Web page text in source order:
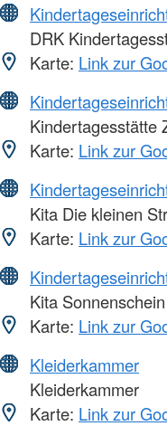
DRK
Karte: Link zur
Kindertagesstätte
Karte: Link zur
Kita Die kleinen
Karte: Link zur
Kita Sonnenschein
Karte: Link zur
Kleiderkammer
Kleiderkammer
Karte: Link zur